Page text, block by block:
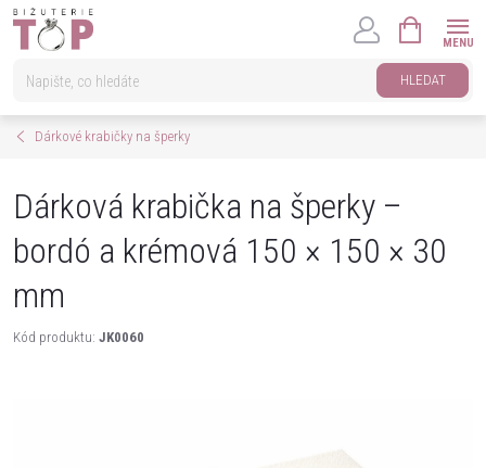
Přejít
HLEDAT
KOŠÍK
Dárkové krabičky na šperky
Dárková krabička na šperky –
bordó a krémová 150 × 150 × 30
mm
Kód produktu: JK0060